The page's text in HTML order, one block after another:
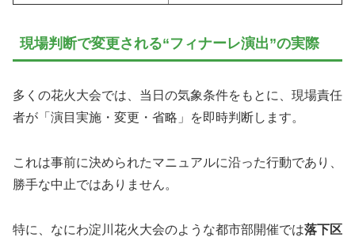
現場判断で変更される“フィナーレ演出”の実際
多くの花火大会では、当日の気象条件をもとに、現場責任
者が「演目実施・変更・省略」を即時判断します。
これは事前に決められたマニュアルに沿った行動であり、
勝手な中止ではありません。
特に、なにわ淀川花火大会のような都市部開催では落下区